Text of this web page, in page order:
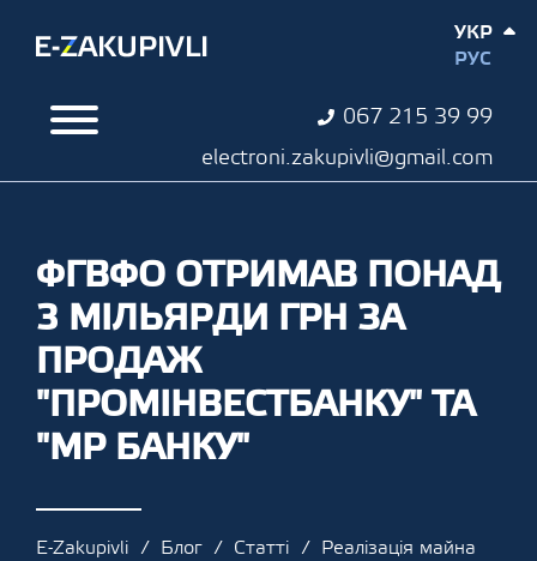
067 215 39 99
electroni.zakupivli@gmail.com
УКР
РУС
ФГВФО ОТРИМАВ ПОНАД
3 МІЛЬЯРДИ ГРН ЗА
ПРОДАЖ
"ПРОМІНВЕСТБАНКУ" ТА
"МР БАНКУ"
E-Zakupivli Блог Статті
Реалізація майна